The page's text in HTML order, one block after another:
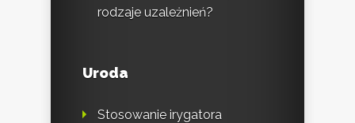
rodzaje uzależnień?
Uroda
Stosowanie irygatora